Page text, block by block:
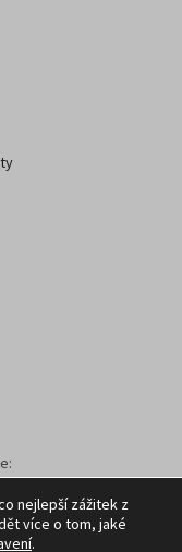
Kontakt
nejlepší zážitek z
více o tom, jaké
.